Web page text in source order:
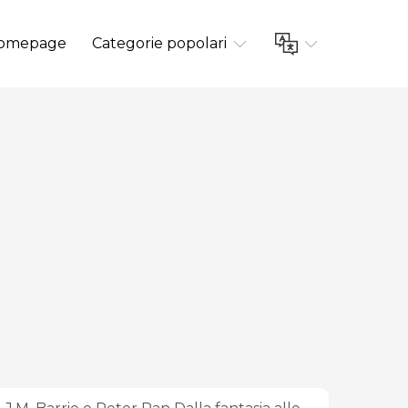
Categorie popolari